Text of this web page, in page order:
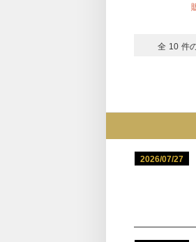
全 10 件
2026/07/27